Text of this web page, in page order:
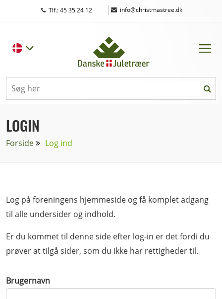
Tlf.: 45 35 24 12 | info@christmastree.dk
LOGIN
Forside Log ind
Log på foreningens hjemmeside og få komplet adgang
til alle undersider og indhold.
Er du kommet til denne side efter log-in er det fordi du
prøver at tilgå sider, som du ikke har rettigheder til.
Brugernavn